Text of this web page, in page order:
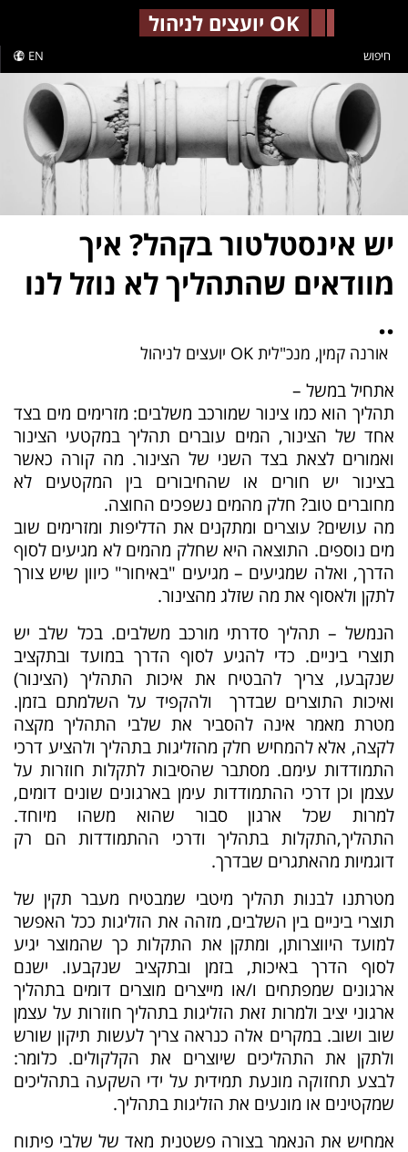
OK יועצים לניהול
EN חיפוש
יש אינסטלטור בקהל? איך
מוודאים שהתהליך לא נוזל לנו
..
אורנה קמין, מנכ"לית OK יועצים לניהול
אתחיל במשל –
תהליך הוא כמו צינור שמורכב משלבים: מזרימים מים בצד
אחד של הצינור, המים עוברים תהליך במקטעי הצינור
ואמורים לצאת בצד השני של הצינור. מה קורה כאשר
בצינור יש חורים או שהחיבורים בין המקטעים לא
מחוברים טוב? חלק מהמים נשפכים החוצה.
מה עושים? עוצרים ומתקנים את הדליפות ומזרימים שוב
מים נוספים. התוצאה היא שחלק מהמים לא מגיעים לסוף
הדרך, ואלה שמגיעים – מגיעים "באיחור" כיוון שיש צורך
לתקן ולאסוף את מה שזלג מהצינור.
הנמשל – תהליך סדרתי מורכב משלבים. בכל שלב יש
תוצרי ביניים. כדי להגיע לסוף הדרך במועד ובתקציב
שנקבעו, צריך להבטיח את איכות התהליך (הצינור)
ואיכות התוצרים שבדרך ולהקפיד על השלמתם בזמן.
מטרת מאמר אינה להסביר את שלבי התהליך מקצה
לקצה, אלא להמחיש חלק מהזליגות בתהליך ולהציע דרכי
התמודדות עימם. מסתבר שהסיבות לתקלות חוזרות על
עצמן וכן דרכי ההתמודדות עימן בארגונים שונים דומים,
למרות שכל ארגון סבור שהוא משהו מיוחד.
התהליך,התקלות בתהליך ודרכי ההתמודדות הם רק
דוגמיות מהאתגרים שבדרך.
מטרתנו לבנות תהליך מיטבי שמבטיח מעבר תקין של
תוצרי ביניים בין השלבים, מזהה את הזליגות ככל האפשר
למועד היווצרותן, ומתקן את התקלות כך שהמוצר יגיע
לסוף הדרך באיכות, בזמן ובתקציב שנקבעו. ישנם
ארגונים שמפתחים ו/או מייצרים מוצרים דומים בתהליך
ארגוני יציב ולמרות זאת הזליגות בתהליך חוזרות על עצמן
שוב ושוב. במקרים אלה כנראה צריך לעשות תיקון שורש
ולתקן את התהליכים שיוצרים את הקלקולים. כלומר:
לבצע תחזוקה מונעת תמידית על ידי השקעה בתהליכים
שמקטינים או מונעים את הזליגות בתהליך.
אמחיש את הנאמר בצורה פשטנית מאד של שלבי פיתוח